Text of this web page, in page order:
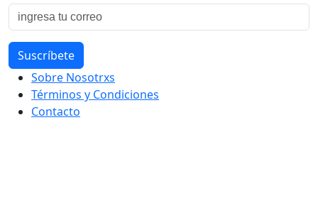
Sobre Nosotrxs
Términos y Condiciones
Contacto